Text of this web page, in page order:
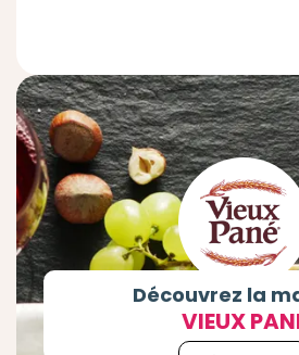
Découvrez la
VIEUX